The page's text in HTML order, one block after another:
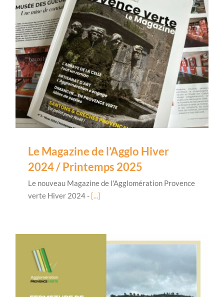
Le Magazine de l’Agglo Hiver
2024 / Printemps 2025
Le nouveau Magazine de l'Agglomération Provence
verte Hiver 2024 - [...]